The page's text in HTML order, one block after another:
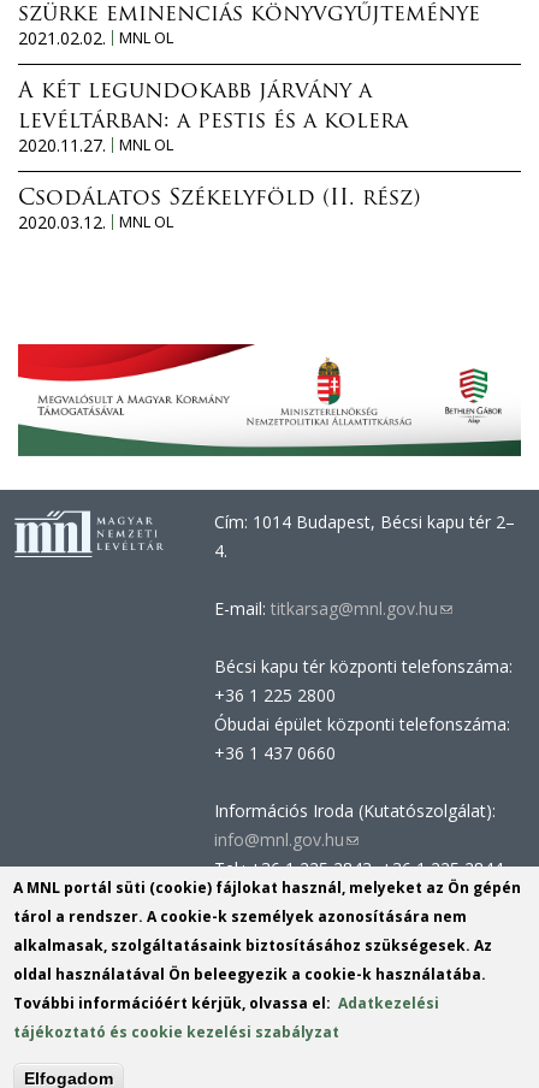
szürke eminenciás könyvgyűjteménye
2021.02.02.
MNL OL
A két legundokabb járvány a
levéltárban: a pestis és a kolera
2020.11.27.
MNL OL
Csodálatos Székelyföld (II. rész)
2020.03.12.
MNL OL
Cím: 1014 Budapest, Bécsi kapu tér 2–
4.
E-mail: titkarsag@mnl.gov.hu(link
e-
Bécsi kapu tér központi telefonszáma:
+36 1 225 2800
Óbudai épület központi telefonszáma:
+36 1 437 0660
Információs Iroda (Kutatószolgálat):
info@mnl.gov.hu(link
sends
e-
mail)
Tel.: +36 1 225 2843, +36 1 225 2844
Postacím: 1014 Budapest, Bécsi kapu
tér 2-4.
Felnőttképzési nyilvántartási szám:
B/2020/002162
Engedélyszám: E/2020/000419
A MNL portál süti (cookie) fájlokat használ, melyeket az Ön gépén
tárol a rendszer. A cookie-k személyek azonosítására nem
alkalmasak, szolgáltatásaink biztosításához szükségesek. Az
oldal használatával Ön beleegyezik a cookie-k használatába.
További információért kérjük, olvassa el:Adatkezelési
tájékoztató és cookie kezelési szabályzat
Elfogadom